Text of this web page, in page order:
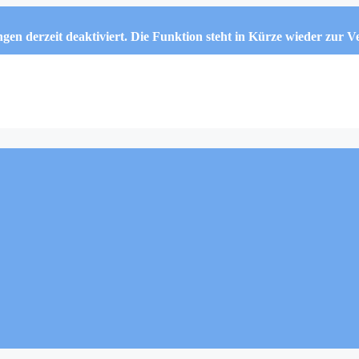
derzeit deaktiviert. Die Funktion steht in Kürze wieder zur